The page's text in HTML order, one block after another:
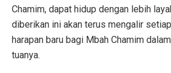
Chamim, dapat hidup dengan lebih
diberikan ini akan terus mengalir
harapan baru bagi Mbah Chamim
tuanya.